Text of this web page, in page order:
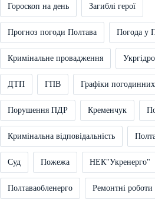
Гороскоп на день Загиблі герої
Прогноз погоди Полтава Погода у
Кримінальне провадження
ДТП ГПВ Графіки
Порушення ПДР Кременчук
Кримінальна відповідальність
Суд Пожежа НЕК"Укренерго"
Полтаваобленерго Ремонтні роботи